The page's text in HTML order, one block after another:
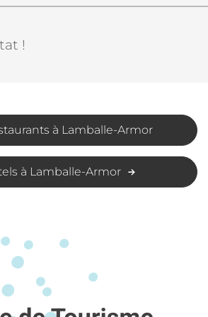
!
à Lamballe-Armor
à Lamballe-Armor